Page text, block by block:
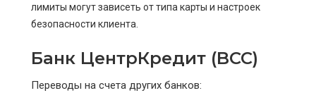
лимиты могут зависеть от типа карты и настроек
безопасности клиента.
Банк ЦентрКредит (BCC)
Переводы на счета других банков: